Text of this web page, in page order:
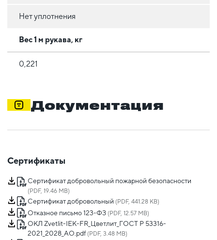
Нет уплотнения
Вес 1 м рукава, кг
0,221
Документация
Сертификаты
Сертификат добровольный пожарной безопасности
(PDF, 19.46 MB)
Сертификат добровольный (PDF, 441.28 KB)
Отказное письмо 123-ФЗ (PDF, 12.57 MB)
ОКЛ Zvetlit-IEK-FR_Цветлит_ГОСТ Р 53316-
2021_2028_АО.pdf (PDF, 3.48 MB)